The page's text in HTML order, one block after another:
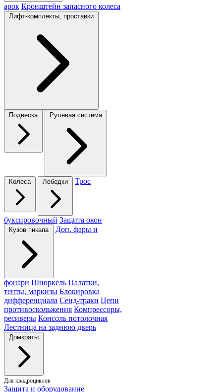
арок Кронштейн запасного колеса
Лифт-комплекты, проставки
Подвеска Рулевая система
Колеса Лебедки Трос
буксировочный Защита окон
Кузов пикапа Доп. фары и
фонари Шноркель Палатки,
тенты, маркизы Блокировка
дифференциала Сенд-траки Цепи
противоскольжения Компрессоры,
ресиверы Консоль потолочная
Лестница на заднюю дверь
Домкраты
Для квадроциклов
Защита и оборудование